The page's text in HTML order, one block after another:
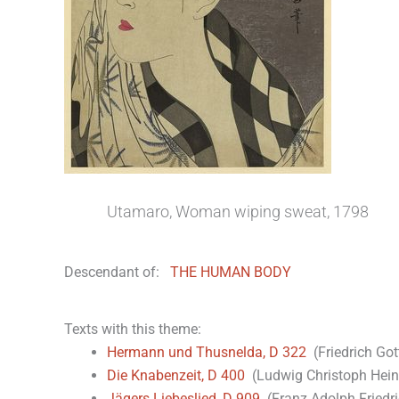
Utamaro, Woman wiping sweat, 1798
Descendant of: THE HUMAN BODY
Texts with this theme:
Hermann und Thusnelda, D 322 (Friedrich
Die Knabenzeit, D 400 (Ludwig Christoph